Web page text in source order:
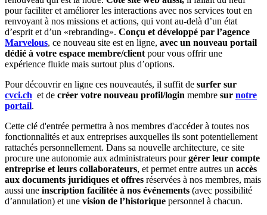
pour faciliter et améliorer les interactions avec nos services tout en
renvoyant à nos missions et actions, qui vont au-delà d’un état
d’esprit et d’un «rebranding». Conçu et développé par l’agence
Marvelous, ce nouveau site est en ligne, avec un nouveau portail
dédié à votre espace membre/client pour vous offrir une
expérience fluide mais surtout plus d’options.
Pour découvrir en ligne ces nouveautés, il suffit de surfer sur
cvci.ch et de créer votre nouveau profil/login membre sur notre
portail.
Cette clé d'entrée permettra à nos membres d'accéder à toutes nos
fonctionnalités et aux entreprises auxquelles ils sont potentiellement
rattachés personnellement. Dans sa nouvelle architecture, ce site
procure une autonomie aux administrateurs pourgérer leur compte
entreprise et leurs collaborateurs, et permet entre autres un accès
aux documents juridiques et offres réservées à nos membres, mais
aussi une inscription facilitée à nos événements (avec possibilité
d’annulation) et une vision de l’historique personnel à chacun.